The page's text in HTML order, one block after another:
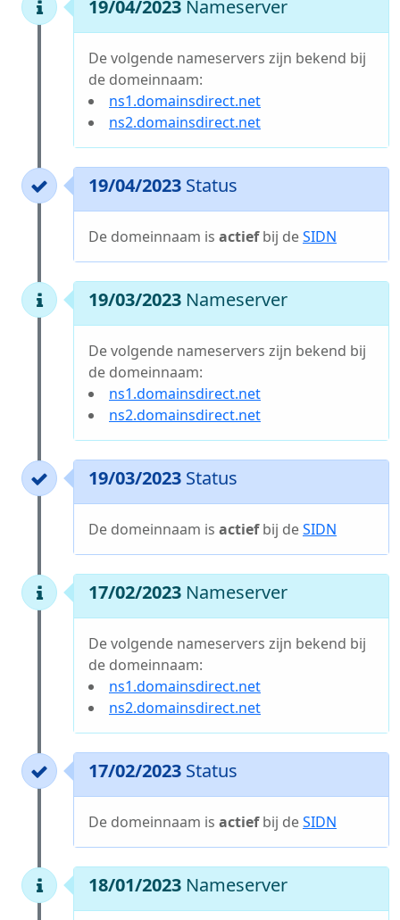
19/04/2023 Nameserver
De volgende nameservers zijn bekend bij
de domeinnaam:
ns1.domainsdirect.net
ns2.domainsdirect.net
19/04/2023 Status
De domeinnaam is actiefbij deSIDN
19/03/2023 Nameserver
De volgende nameservers zijn bekend bij
de domeinnaam:
ns1.domainsdirect.net
ns2.domainsdirect.net
19/03/2023 Status
De domeinnaam is actiefbij deSIDN
17/02/2023 Nameserver
De volgende nameservers zijn bekend bij
de domeinnaam:
ns1.domainsdirect.net
ns2.domainsdirect.net
17/02/2023 Status
De domeinnaam is actiefbij deSIDN
18/01/2023 Nameserver